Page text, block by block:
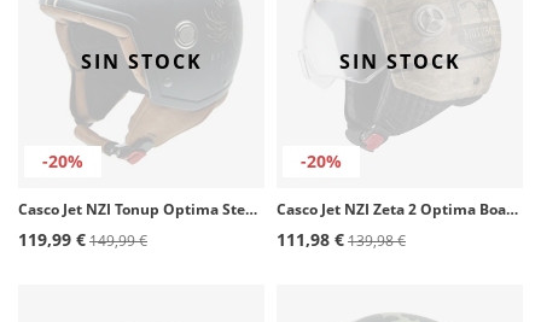
-20%
SIN STOCK
Casco Jet NZI Tonup Optima Steel Wheels Mate
119,99 €149,99 €
-20%
SIN STOCK
Casco Jet NZI Zeta 2 Optima Board Mate
111,98 €139,98 €